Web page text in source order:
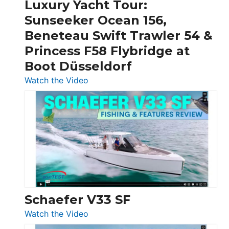
Invictus
&
Quarken
at
Boot
Luxury Yacht Tour:
Sunseeker Ocean 156,
Beneteau Swift Trawler 54 &
Princess F58 Flybridge at
Boot Düsseldorf
Watch the Video
Luxury
Yacht
Tour:
Sunseeker
Ocean
156,
Beneteau
Swift
Trawler
54
Schaefer V33 SF
Watch the Video
Schaefer